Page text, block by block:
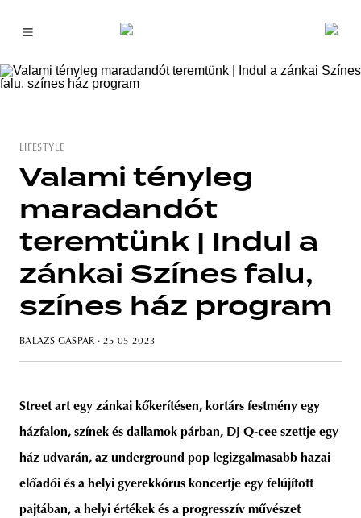
LIFESTYLE
Valami tényleg
maradandót
teremtünk | Indul a
zánkai Színes falu,
színes ház program
BALAZS GASPAR · 25 05 2023
Street art egy zánkai kőkerítésen, kortárs festmény egy
házfalon, színek és dallamok párban, DJ Q-cee szettje egy
ház udvarán, az underground pop legizgalmasabb hazai
előadói és a helyi gyerekkórus koncertje egy felújított
pajtában, a helyi értékek és a progresszív művészet